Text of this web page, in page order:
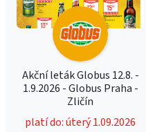
Akční leták Globus 12.8. -
1.9.2026 - Globus Praha -
Zličín
platí do: úterý 1.09.2026